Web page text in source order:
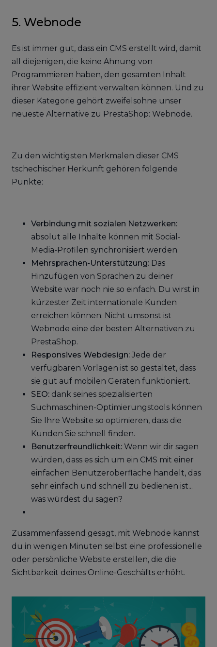
5. Webnode
Es ist immer gut, dass ein CMS erstellt wird, damit
all diejenigen, die keine Ahnung von
Programmieren haben, den gesamten Inhalt
ihrer Website effizient verwalten können. Und zu
dieser Kategorie gehört zweifelsohne unser
neueste Alternative zu PrestaShop: Webnode.
Zu den wichtigsten Merkmalen dieser CMS
tschechischer Herkunft gehören folgende
Punkte:
Verbindung mit sozialen Netzwerken:
absolut alle Inhalte können mit Social-
Media-Profilen synchronisiert werden.
Mehrsprachen-Unterstützung: Das
Hinzufügen von Sprachen zu deiner
Website war noch nie so einfach. Du wirst in
kürzester Zeit internationale Kunden
erreichen können. Nicht umsonst ist
Webnode eine der besten Alternativen zu
PrestaShop.
Responsives Webdesign: Jede der
verfügbaren Vorlagen ist so gestaltet, dass
sie gut auf mobilen Geräten funktioniert.
SEO: dank seines spezialisierten
Suchmaschinen-Optimierungstools können
Sie Ihre Website so optimieren, dass die
Kunden Sie schnell finden.
Benutzerfreundlichkeit: Wenn wir dir sagen
würden, dass es sich um ein CMS mit einer
einfachen Benutzeroberfläche handelt, das
sehr einfach und schnell zu bedienen ist...
was würdest du sagen?
Zusammenfassend gesagt, mit Webnode kannst
du in wenigen Minuten selbst eine professionelle
oder persönliche Website erstellen, die die
Sichtbarkeit deines Online-Geschäfts erhöht.